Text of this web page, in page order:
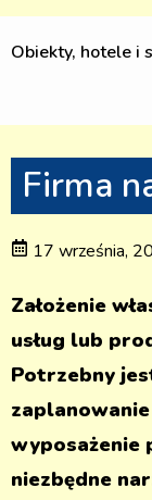
Obiekty, hotele i
Firma
17 września,
Założenie
usług lub
Potrzebny
wyposażenie
niezbędne